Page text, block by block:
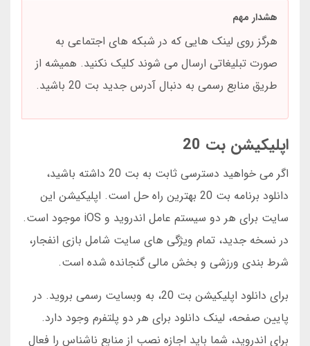
هشدار مهم
هرگز روی لینک هایی که در شبکه های اجتماعی به
صورت تبلیغاتی ارسال می شوند کلیک نکنید. همیشه از
طریق منابع رسمی به دنبال آدرس جدید بت 20 باشید.
اپلیکیشن بت 20
اگر می خواهید دسترسی ثابت به بت 20 داشته باشید،
دانلود برنامه بت 20 بهترین راه حل است. اپلیکیشن این
سایت برای هر دو سیستم عامل اندروید و iOS موجود است.
در نسخه جدید، تمام ویژگی های سایت شامل بازی انفجار،
شرط بندی ورزشی و بخش مالی گنجانده شده است.
برای دانلود اپلیکیشن بت 20، به وبسایت رسمی بروید. در
پایین صفحه، لینک دانلود برای هر دو پلتفرم وجود دارد.
برای اندروید، شما باید اجازه نصب از منابع ناشناس را فعال